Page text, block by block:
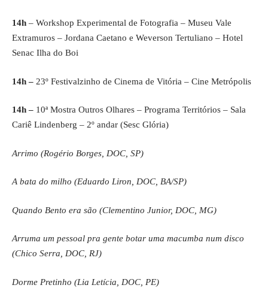
14h – Workshop Experimental de Fotografia – Museu Vale
Extramuros – Jordana Caetano e Weverson Tertuliano – Hotel
Senac Ilha do Boi
14h – 23º Festivalzinho de Cinema de Vitória – Cine Metrópolis
14h – 10ª Mostra Outros Olhares – Programa Territórios – Sala
Cariê Lindenberg – 2º andar (Sesc Glória)
Arrimo (Rogério Borges, DOC, SP)
A bata do milho (Eduardo Liron, DOC, BA/SP)
Quando Bento era são (Clementino Junior, DOC, MG)
Arruma um pessoal pra gente botar uma macumba num disco
(Chico Serra, DOC, RJ)
Dorme Pretinho (Lia Letícia, DOC, PE)